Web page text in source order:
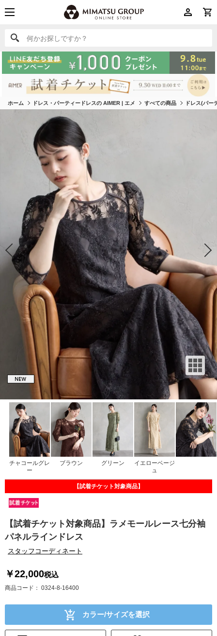
何かお探しですか？
何かお探しですか？
ホーム ドレス・パーティードレスの AIMER | エメ すべての商品 ドレス(パー
チャコールグレ
ー
ブラウン グリーン
イエローベージ
ュ
【試着チケット対象商品】ラメモールレース七分袖
パネルラインドレス
スタッフコーディネート
【試着チケット対象商品】
￥22,000税込
商品コード 0324-8-16400
カラー/サイズを選択